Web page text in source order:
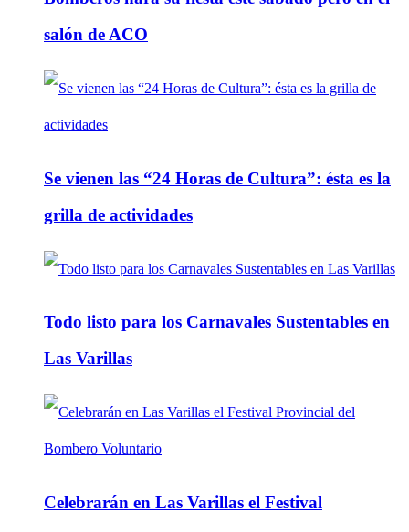
salón de ACO
Se vienen las “24 Horas de Cultura”: ésta es la
grilla de actividades
Todo listo para los Carnavales Sustentables en
Las Varillas
Celebrarán en Las Varillas el Festival